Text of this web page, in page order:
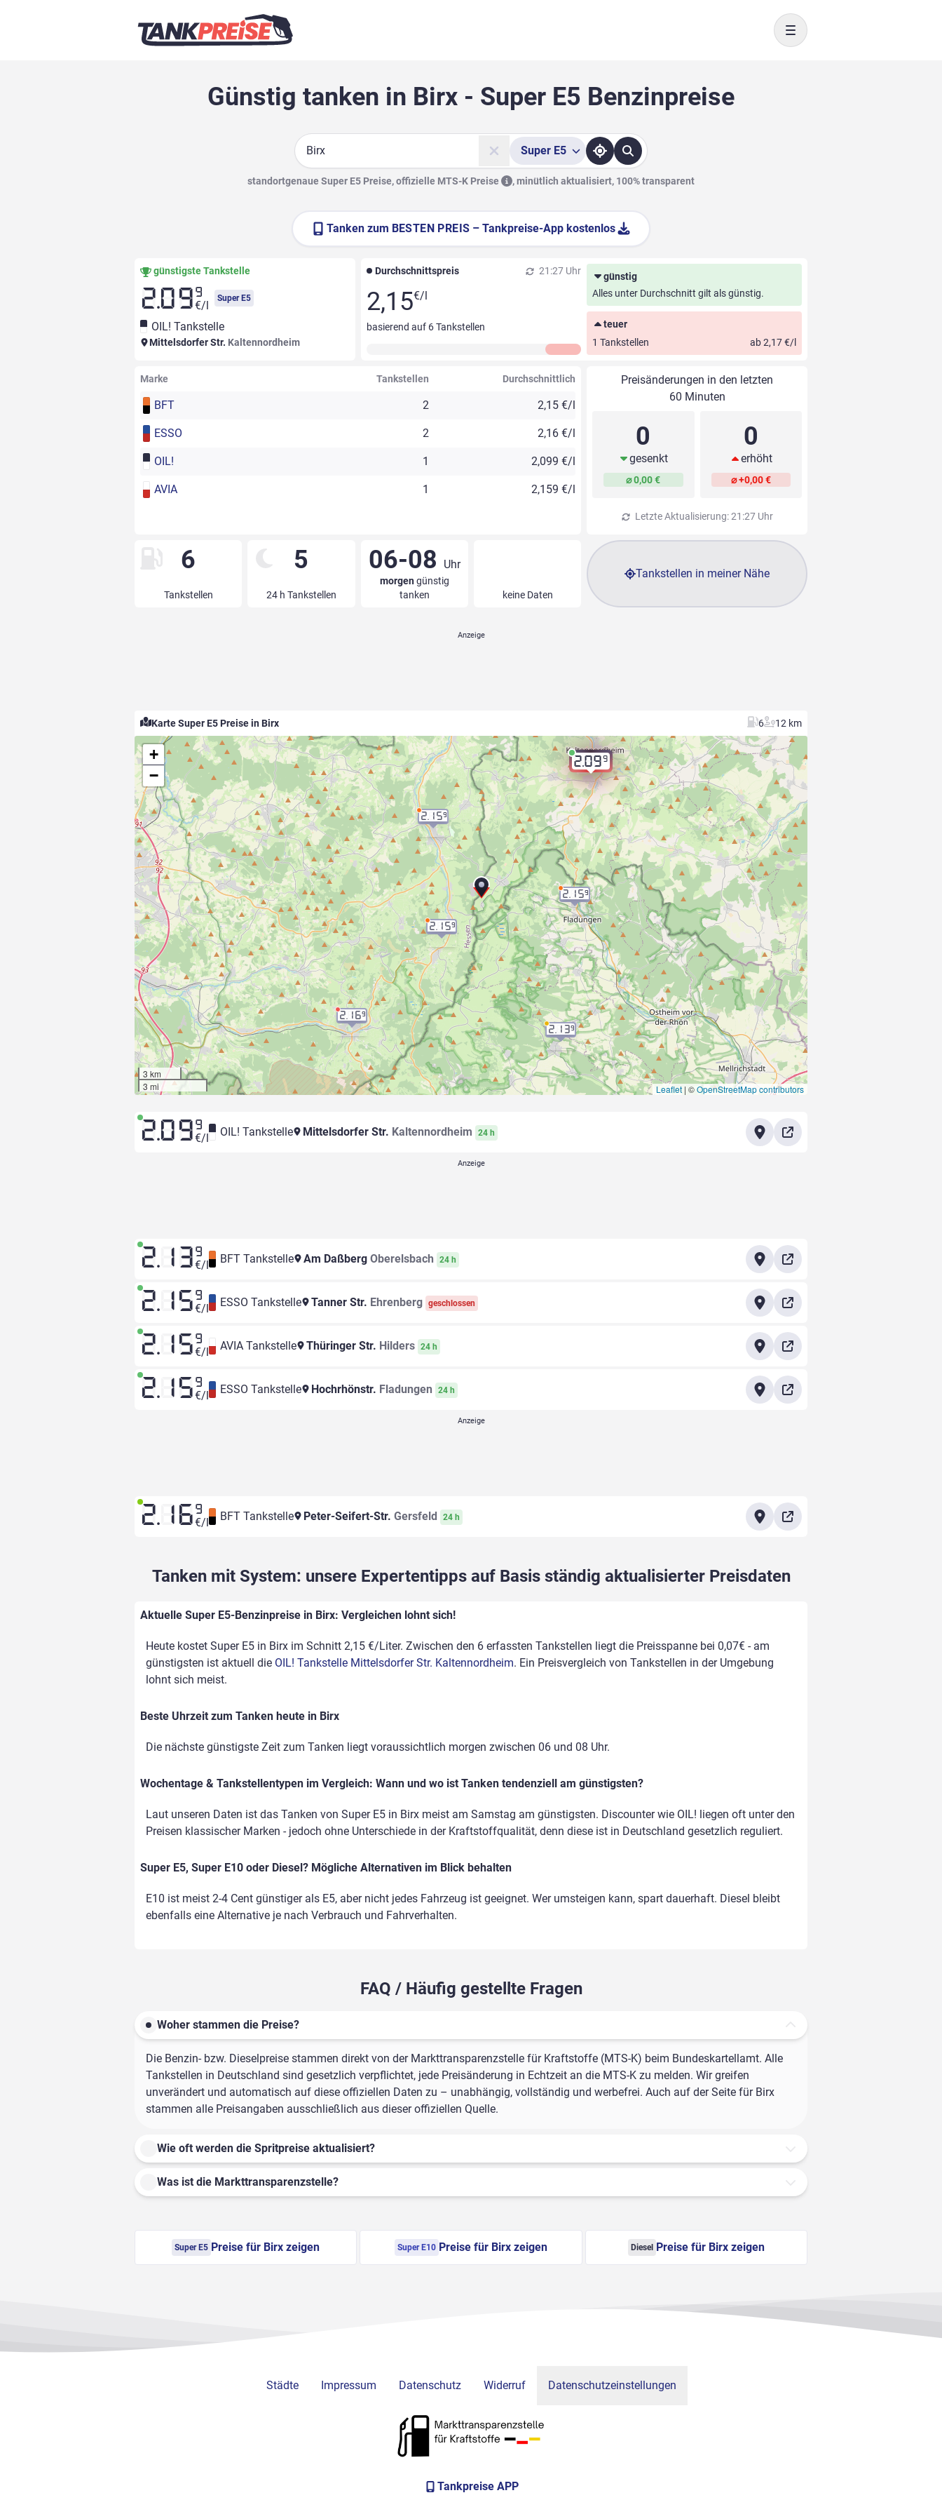
Toggle navigation
Günstig tanken in Birx - Super E5 Benzinpreise
Suche
Super E5
standortgenaue Super E5 Preise, offizielle MTS-K Preise ,minütlich aktualisiert, 100% transparent
Tanken zum BESTEN PREIS – Tankpreise-App kostenlos
günstigste Tankstelle
2.09 9
€/l
Super E5
OIL! Tankstelle
Mittelsdorfer Str. Kaltennordheim
Durchschnittspreis 21:27 Uhr
2,15€/l
basierend auf 6Tankstellen
günstig
Alles unter Durchschnitt gilt als günstig.
teuer
1 Tankstellen
ab 2,17 €/l
Marke Tankstellen Durchschnittlich
BFT 2 2,15 €/l
ESSO 2 2,16 €/l
OIL! 1 2,099 €/l
AVIA 1 2,159 €/l
Preisänderungen in den letzten
60 Minuten
0
gesenkt
⌀ 0,00 €
0
erhöht
⌀ +0,00 €
Letzte Aktualisierung: 21:27 Uhr
6
Tankstellen
5
24 h Tankstellen
06-08 Uhr
morgengünstig
tanken
keine Daten
Tankstellen in meiner Nähe
Karte Super E5 Preise in Birx 6 12 km
2.099
2.169
2.159
2.139
2.159
2.159
+
−
3 km
3 mi
Leaflet | ©OpenStreetMap contributors
2.09 9
€/l OIL! Tankstelle Mittelsdorfer Str. Kaltennordheim 24 h
2.13 9
€/l BFT Tankstelle Am Daßberg Oberelsbach 24 h
2.15 9
€/l ESSO Tankstelle Tanner Str. Ehrenberg geschlossen
2.15 9
€/l AVIA Tankstelle Thüringer Str. Hilders 24 h
2.15 9
€/l ESSO Tankstelle Hochrhönstr. Fladungen 24 h
2.16 9
€/l BFT Tankstelle Peter-Seifert-Str. Gersfeld 24 h
Tanken mit System: unsere Expertentipps auf Basis ständig aktualisierter Preisdaten
Aktuelle Super E5-Benzinpreise in Birx: Vergleichen lohnt sich!
Heute kostet Super E5 in Birx im Schnitt 2,15 €/Liter. Zwischen den 6 erfassten Tankstellen liegt die Preisspanne bei 0,07€ - am
günstigsten ist aktuell die OIL! Tankstelle Mittelsdorfer Str. Kaltennordheim. Ein Preisvergleich von Tankstellen in der Umgebung
lohnt sich meist.
Beste Uhrzeit zum Tanken heute in Birx
Die nächste günstigste Zeit zum Tanken liegt voraussichtlich morgen zwischen 06 und 08 Uhr.
Wochentage & Tankstellentypen im Vergleich: Wann und wo ist Tanken tendenziell am günstigsten?
Laut unseren Daten ist das Tanken von Super E5 in Birx meist am Samstag am günstigsten. Discounter wie OIL! liegen oft unter den
Preisen klassischer Marken - jedoch ohne Unterschiede in der Kraftstoffqualität, denn diese ist in Deutschland gesetzlich reguliert.
Super E5, Super E10 oder Diesel? Mögliche Alternativen im Blick behalten
E10 ist meist 2-4 Cent günstiger als E5, aber nicht jedes Fahrzeug ist geeignet. Wer umsteigen kann, spart dauerhaft. Diesel bleibt
ebenfalls eine Alternative je nach Verbrauch und Fahrverhalten.
FAQ / Häufig gestellte Fragen
Woher stammen die Preise?
Die Benzin- bzw. Dieselpreise stammen direkt von der Markttransparenzstelle für Kraftstoffe (MTS-K) beim Bundeskartellamt. Alle
Tankstellen in Deutschland sind gesetzlich verpflichtet, jede Preisänderung in Echtzeit an die MTS-K zu melden. Wir greifen
unverändert und automatisch auf diese offiziellen Daten zu – unabhängig, vollständig und werbefrei. Auch auf der Seite für Birx
stammen alle Preisangaben ausschließlich aus dieser offiziellen Quelle.
Wie oft werden die Spritpreise aktualisiert?
Was ist die Markttransparenzstelle?
Super E5 Preise für Birx zeigen Super E10 Preise für Birx zeigen Diesel Preise für Birx zeigen
Städte Impressum Datenschutz Widerruf Datenschutzeinstellungen
Tankpreise APP